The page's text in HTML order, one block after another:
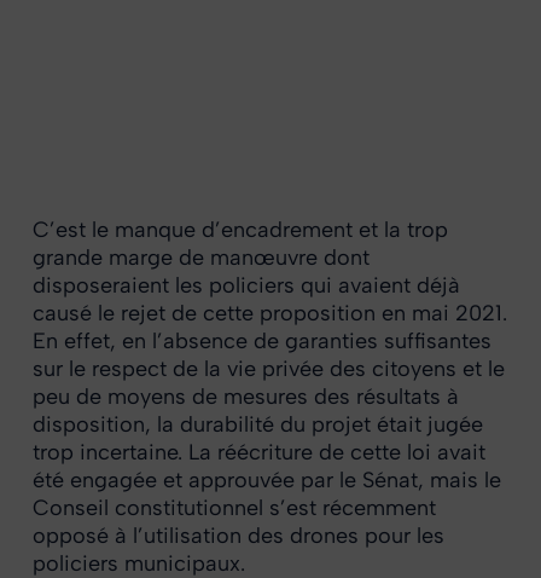
C’est le manque d’encadrement et la trop
grande marge de manœuvre dont
disposeraient les policiers qui avaient déjà
causé le rejet de cette proposition en mai 2021.
En effet, en l’absence de garanties suffisantes
sur le respect de la vie privée des citoyens et le
peu de moyens de mesures des résultats à
disposition, la durabilité du projet était jugée
trop incertaine. La réécriture de cette loi avait
été engagée et approuvée par le Sénat, mais le
Conseil constitutionnel s’est récemment
opposé à l’utilisation des drones pour les
policiers municipaux.